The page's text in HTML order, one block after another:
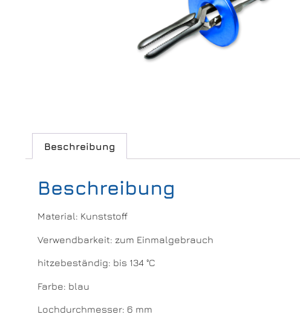
Beschreibung
Beschreibung
Material: Kunststoff
Verwendbarkeit: zum Einmalgebrauch
hitzebeständig: bis 134 °C
Farbe: blau
Lochdurchmesser: 6 mm